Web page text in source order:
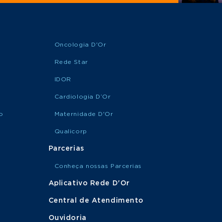
Oncologia D'Or
Rede Star
IDOR
Cardiologia D’Or
Maternidade D'Or
Qualicorp
Parcerias
Conheça nossas Parcerias
Aplicativo Rede D'Or
Central de Atendimento
Ouvidoria